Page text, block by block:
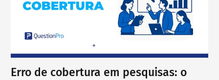
Erro de cobertura em pesquisas: o